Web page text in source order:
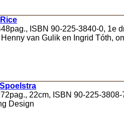
ISBN 90-225-3840-0, 1e
van Gulik en Ingrid Tóth,
22cm, ISBN 90-225-3808-
Design